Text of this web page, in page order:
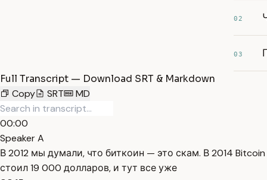
02
03
Full Transcript — Download SRT & Markdown
Copy
SRT MD
00:00
Speaker A
В 2012 мы думали, что биткоин — это скам. В 2014
стоил 19 000 долларов, и тут все уже